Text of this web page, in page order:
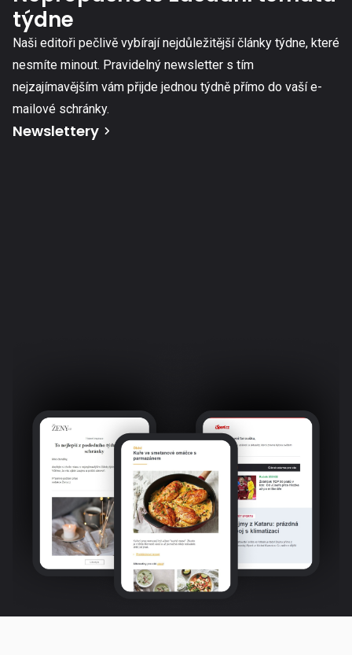
týdne
Naši editoři pečlivě vybírají nejdůležitější články týdne, které
nesmíte minout. Pravidelný newsletter s tím
nejzajímavějším vám přijde jednou týdně přímo do vaší e-
mailové schránky.
Newslettery